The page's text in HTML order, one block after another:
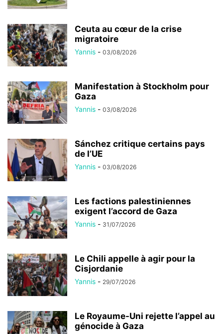
Ceuta au cœur de la crise
migratoire
Yannis - 03/08/2026
Manifestation à Stockholm pour
Gaza
Yannis - 03/08/2026
Sánchez critique certains pays
de l’UE
Yannis - 03/08/2026
Les factions palestiniennes
exigent l’accord de Gaza
Yannis - 31/07/2026
Le Chili appelle à agir pour la
Cisjordanie
Yannis - 29/07/2026
Le Royaume-Uni rejette l’appel au
génocide à Gaza